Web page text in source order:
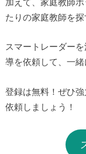
加えて、家庭教師
たりの家庭教師を探
スマートレーダー
導を依頼して、一緒
登録は無料！ぜひ
依頼しましょう！